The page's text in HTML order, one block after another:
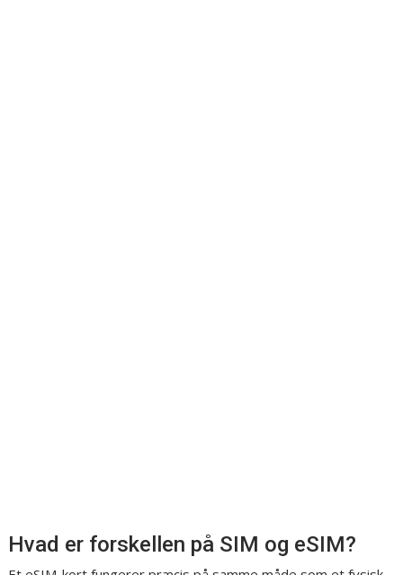
Hvad er forskellen på SIM og eSIM?